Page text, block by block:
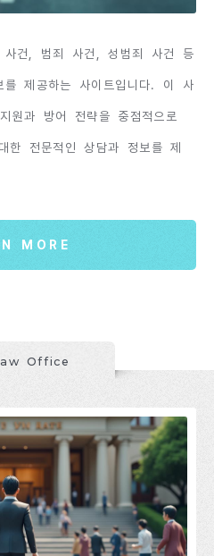
사건, 범죄 사건, 성범죄 사건 등
제공하는 사이트입니다. 이 사
원과 방어 전략을 중점적으로
한 전문적인 상담과 정보를 제
MORE
Office